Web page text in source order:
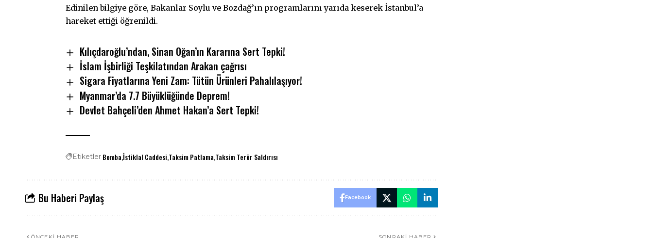
Edinilen bilgiye göre, Bakanlar Soylu ve Bozdağ’ın programlarını yarıda keserek İstanbul’a
hareket ettiği öğrenildi.
Kılıçdaroğlu’ndan, Sinan Oğan’ın Kararına Sert Tepki!
İslam İşbirliği Teşkilatından Arakan çağrısı
Sigara Fiyatlarına Yeni Zam: Tütün Ürünleri Pahalılaşıyor!
Myanmar’da 7.7 Büyüklüğünde Deprem!
Devlet Bahçeli’den Ahmet Hakan’a Sert Tepki!
Etiketler Bomba İstiklal Caddesi Taksim Patlama Taksim Terör Saldırısı
Bu Haberi Paylaş Facebook